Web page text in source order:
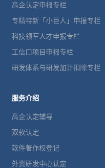
高企认定申报专栏
专精特新「小巨人」申报专栏
科技领军人才申报专栏
工信口项目申报专栏
研发体系与研发加计扣除专栏
服务介绍
高企认定辅导
双软认定
软件著作权登记
外资研发中心认定